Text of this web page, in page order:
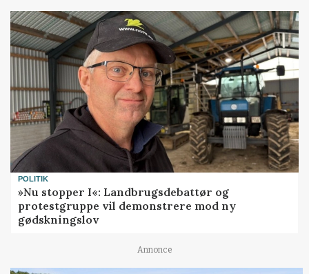
POLITIK
»Nu stopper I«: Landbrugsdebattør og
protestgruppe vil demonstrere mod ny
gødskningslov
Annonce